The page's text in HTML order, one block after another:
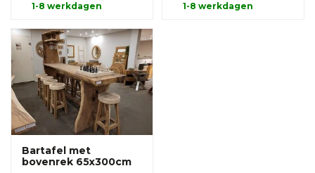
1-8 werkdagen
1-8 werkdagen
Bartafel met
bovenrek 65x300cm